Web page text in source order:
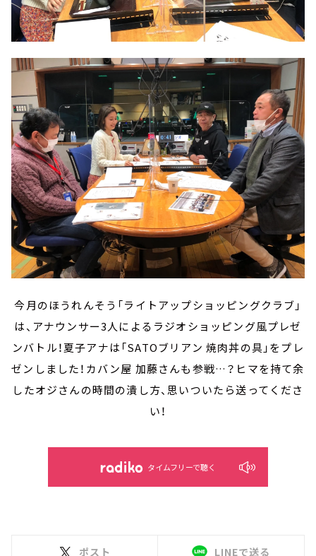
今月のほうれんそう「ライトアップショッピングクラブ」
は、アナウンサー3人によるラジオショッピング風プレゼ
ンバトル！夏子アナは「SATOブリアン 焼肉丼の具」をプレ
ゼンしました！カバン屋 加藤さんも参戦…？ヒマを持て余
したオジさんの時間の潰し方、思いついたら送ってくださ
い！
タイムフリーで聴く
ポスト LINEで送る